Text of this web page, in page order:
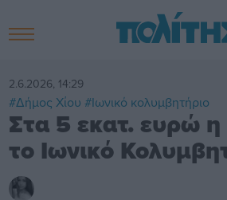
2.6.2026, 14:29
#Δήμος Χίου #Ιωνικό κολυμβητήριο
Στα 5 εκατ. ευρώ η
το Ιωνικό